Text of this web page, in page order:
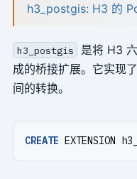
h3_postgis: H3 的
h3_postgis
是将 H3
成的桥接扩展。它实现
间的转换。
CREATE EXTENSION